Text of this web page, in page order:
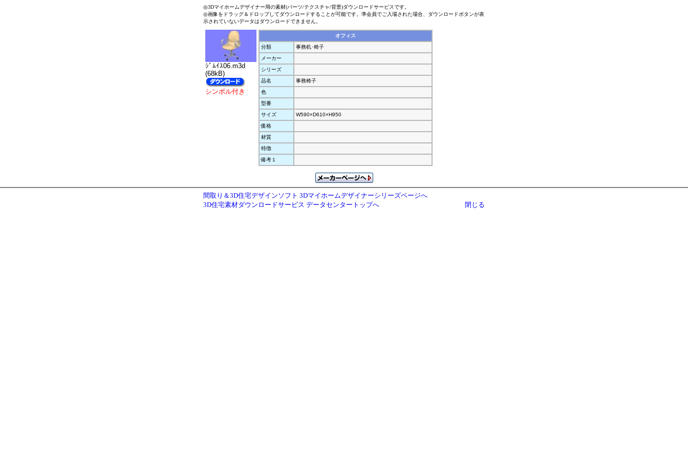
◎3Dマイホームデザイナー用の素材(パーツ/テクスチャ/背景)ダウンロードサービスです。
◎画像をドラッグ＆ドロップしてダウンロードすることが可能です。準会員でご入場された場合、ダウンロードボタンが表
示されていないデータはダウンロードできません。
ｼﾞﾑｲｽ06.m3d
(68kB)
シンボル付き
オフィス
分類
事務机･椅子
メーカー
シリーズ
品名
事務椅子
色
型番
サイズ
W590×D610×H950
価格
材質
特徴
備考１
間取り＆3D住宅デザインソフト 3Dマイホームデザイナーシリーズページへ
3D住宅素材ダウンロードサービス データセンタートップへ
閉じる